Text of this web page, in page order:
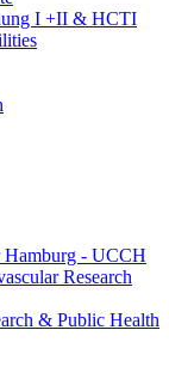
I +II & HCTI
Hamburg - UCCH
Research
& Public Health